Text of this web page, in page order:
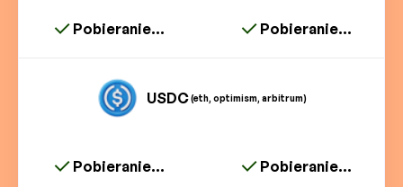
Pobieranie... Pobieranie...
USDC(eth, optimism, arbitrum)
Pobieranie... Pobieranie...